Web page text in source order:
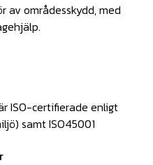
av områdesskydd, med
ISO-certifierade enligt
samt ISO45001